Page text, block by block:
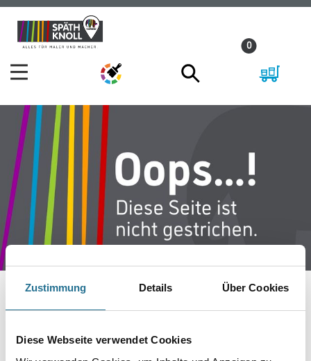
Zustimmung Details Über Cookies
Diese Webseite verwendet Cookies
Zum
Inhalt
Zum
Navigationsmenü
0
IST AUFGETRETEN